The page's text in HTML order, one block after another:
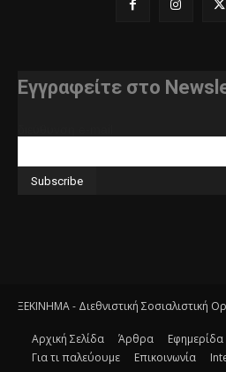
Εγγραφείτε στο
ΞΕΚΙΝΗΜΑ - Διεθνιστική Σοσιαλιστική
Αρχική Σελίδα Άρθρα Εφημερίδα
Για τι παλεύουμε
Επικοινωνία